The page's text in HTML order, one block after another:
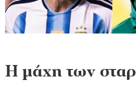
Η μάχη των σταρ